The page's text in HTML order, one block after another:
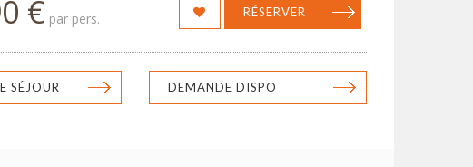
€ par pers. RÉSERVER
SÉJOUR DEMANDE DISPO